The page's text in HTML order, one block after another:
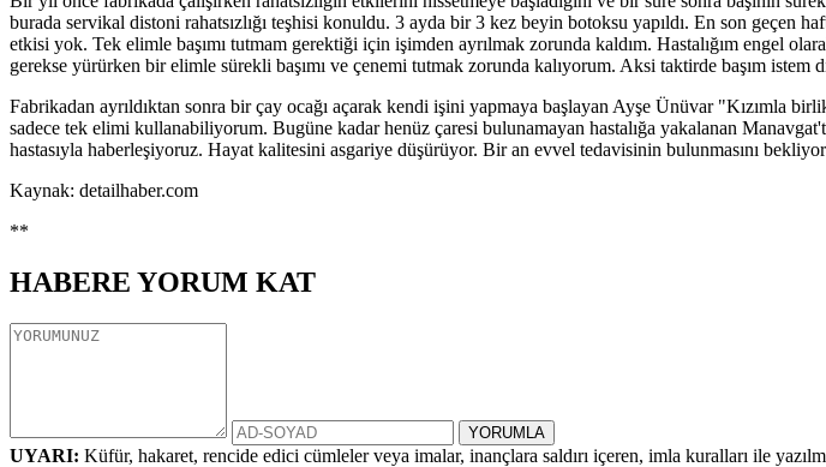
burada servikal distoni rahatsızlığı teşhisi konuldu. 3 ayda bir 3 kez beyin botoksu yapıldı. En son geçen
etkisi yok. Tek elimle başımı tutmam gerektiği için işimden ayrılmak zorunda kaldım. Hastalığım engel
gerekse yürürken bir elimle sürekli başımı ve çenemi tutmak zorunda kalıyorum. Aksi taktirde başım istem
Fabrikadan ayrıldıktan sonra bir çay ocağı açarak kendi işini yapmaya başlayan Ayşe Ünüvar "Kızımla
sadece tek elimi kullanabiliyorum. Bugüne kadar henüz çaresi bulunamayan hastalığa yakalanan
hastasıyla haberleşiyoruz. Hayat kalitesini asgariye düşürüyor. Bir an evvel tedavisinin bulunmasını
Kaynak: detailhaber.com
**
HABERE YORUM KAT
UYARI: Küfür, hakaret, rencide edici cümleler veya imalar, inançlara saldırı içeren, imla kuralları ile